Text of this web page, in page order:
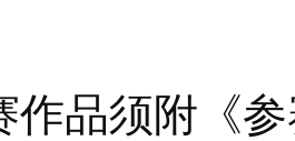
品须附《